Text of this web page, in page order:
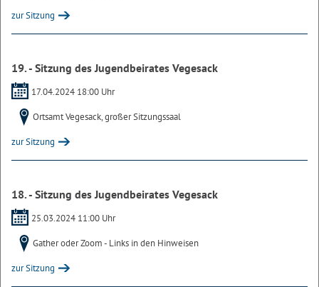
zur Sitzung
19. - Sitzung des Jugendbeirates Vegesack
17.04.2024 18:00 Uhr
Ortsamt Vegesack, großer Sitzungssaal
zur Sitzung
18. - Sitzung des Jugendbeirates Vegesack
25.03.2024 11:00 Uhr
Gather oder Zoom - Links in den Hinweisen
zur Sitzung